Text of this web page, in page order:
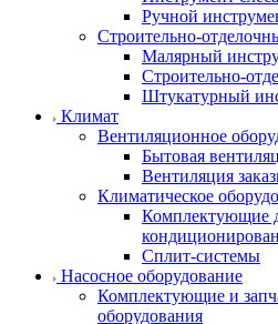
Ручной
Строительно-
Малярный
Строительно-
Штукатурный
Климат
Вентиляционное
Бытовая
Вентиляция
Климатическое
Комплектующие
Сплит-системы
Насосное оборудование
Комплектующие и
оборудования